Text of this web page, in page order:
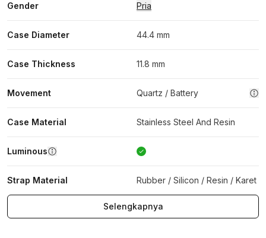
Gender Pria
Case Diameter 44.4 mm
Case Thickness 11.8 mm
Movement Quartz / Battery
Case Material Stainless Steel And Resin
Luminous
Strap Material Rubber / Silicon / Resin / Karet
Selengkapnya